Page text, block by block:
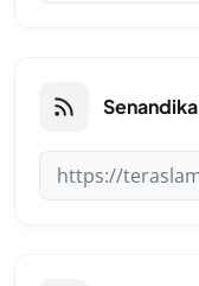
Senandika